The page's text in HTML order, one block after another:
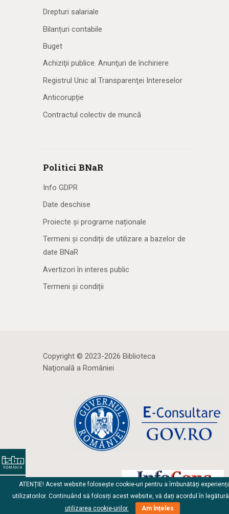
Drepturi salariale
Bilanțuri contabile
Buget
Achiziţii publice. Anunţuri de închiriere
Registrul Unic al Transparenţei Intereselor
Anticorupție
Contractul colectiv de muncă
Politici BNaR
Info GDPR
Date deschise
Proiecte și programe naționale
Termeni și condiții de utilizare a bazelor de
date BNaR
Avertizori în interes public
Termeni și condiții
Copyright © 2023-2026 Biblioteca
Naţională a României
ATENȚIE! Acest website folosește cookie-uri pentru a îmbunătăți
utilizatorilor. Continuând să folosiți acest website, vă dați acordul în
utilizarea cookie-urilor.
Am înțeles